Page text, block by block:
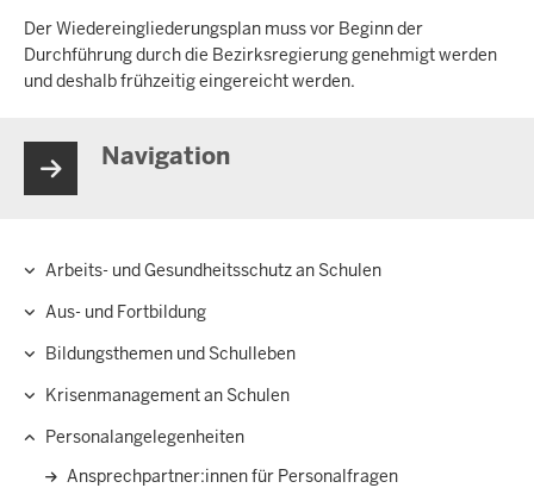
Der Wiedereingliederungsplan muss vor Beginn der
Durchführung durch die Bezirksregierung genehmigt werden
und deshalb frühzeitig eingereicht werden.
Navigation
Arbeits- und Gesundheitsschutz an Schulen
Aus- und Fortbildung
Bildungsthemen und Schulleben
Krisenmanagement an Schulen
Personalangelegenheiten
Ansprechpartner:innen­ für Personalfragen